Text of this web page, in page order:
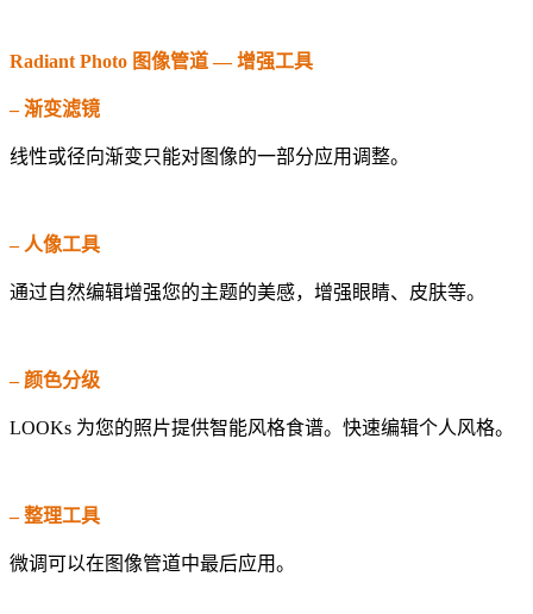
Radiant Photo 图像管道 — 增强工具
– 渐变滤镜
线性或径向渐变只能对图像的一部分应用调整。
– 人像工具
通过自然编辑增强您的主题的美感，增强眼睛、皮肤等。
– 颜色分级
LOOKs 为您的照片提供智能风格食谱。快速编辑个人风格。
– 整理工具
微调可以在图像管道中最后应用。